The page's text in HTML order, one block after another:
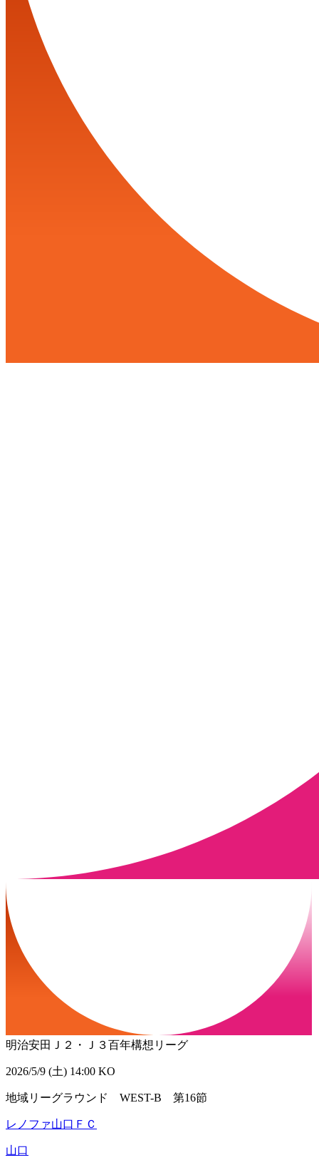
明治安田Ｊ２・Ｊ３百年構想リーグ
2026/5/9 (土) 14:00 KO
地域リーグラウンド WEST-B 第16節
レノファ山口ＦＣ
山口